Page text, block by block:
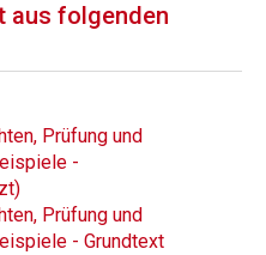
aus folgenden
Prüfung und
-
Prüfung und
- Grundtext